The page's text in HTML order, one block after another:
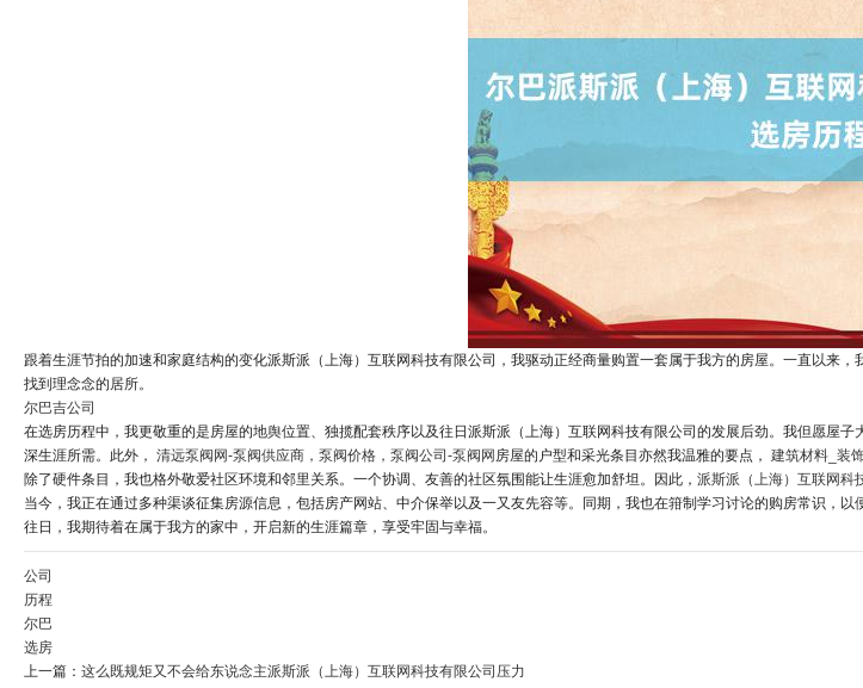
跟着生涯节拍的加速和家庭结构的变化派斯派（上海）互联网科技有限公司，我驱动正经商量购置一套属于我方的房屋。一直以来
找到理念念的居所。
尔巴吉公司
在选房历程中，我更敬重的是房屋的地舆位置、独揽配套秩序以及往日派斯派（上海）互联网科技有限公司的发展后劲。我但愿屋
深生涯所需。此外， 清远泵阀网-泵阀供应商，泵阀价格，泵阀公司-泵阀网 房屋的户型和采光条目亦然我温雅的要点， 建筑材料_装
除了硬件条目，我也格外敬爱社区环境和邻里关系。一个协调、友善的社区氛围能让生涯愈加舒坦。因此， 派斯派（上海）互联网科
当今，我正在通过多种渠谈征集房源信息，包括房产网站、中介保举以及一又友先容等。同期，我也在箝制学习讨论的购房常识，
往日，我期待着在属于我方的家中，开启新的生涯篇章，享受牢固与幸福。
公司
历程
尔巴
选房
上一篇： 这么既规矩又不会给东说念主派斯派（上海）互联网科技有限公司压力